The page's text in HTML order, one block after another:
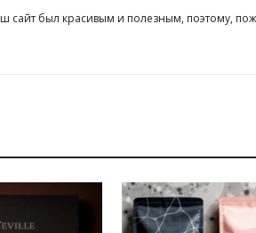
сайт был красивым и полезным, поэтому,